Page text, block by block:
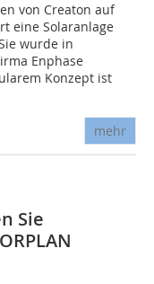
von Creaton auf
eine Solaranlage
wurde in
Enphase
Konzept ist
mehr
Sie